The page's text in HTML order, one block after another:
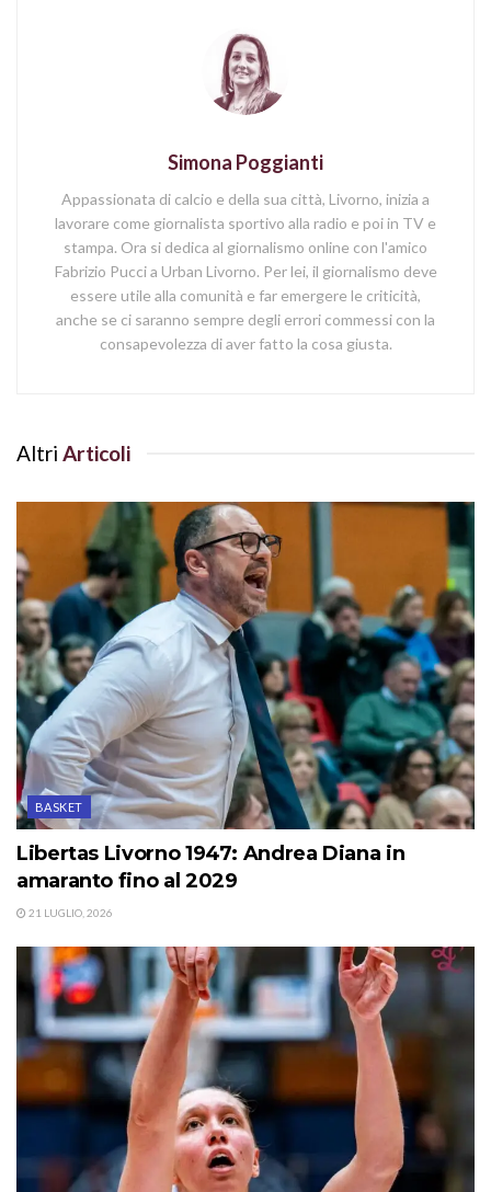
Simona Poggianti
Appassionata di calcio e della sua città, Livorno, inizia a
lavorare come giornalista sportivo alla radio e poi in TV e
stampa. Ora si dedica al giornalismo online con l'amico
Fabrizio Pucci a Urban Livorno. Per lei, il giornalismo deve
essere utile alla comunità e far emergere le criticità,
anche se ci saranno sempre degli errori commessi con la
consapevolezza di aver fatto la cosa giusta.
Altri Articoli
BASKET
Libertas Livorno 1947: Andrea Diana in
amaranto fino al 2029
21 LUGLIO, 2026